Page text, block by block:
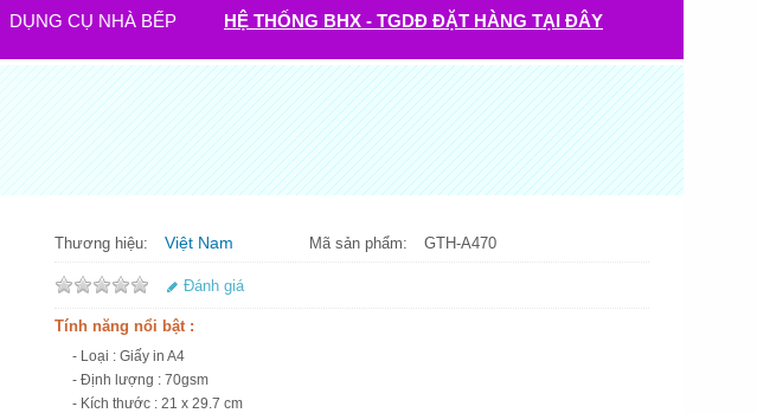
DỤNG CỤ NHÀ BẾP HỆ THỐNG BHX - TGDĐ ĐẶT HÀNG TẠI ĐÂY
Thương hiệu: Việt Nam Mã sản phẩm: GTH-A470
Đánh giá
Tính năng nổi bật :
- Loại : Giấy in A4
- Định lượng : 70gsm
- Kích thước : 21 x 29.7 cm